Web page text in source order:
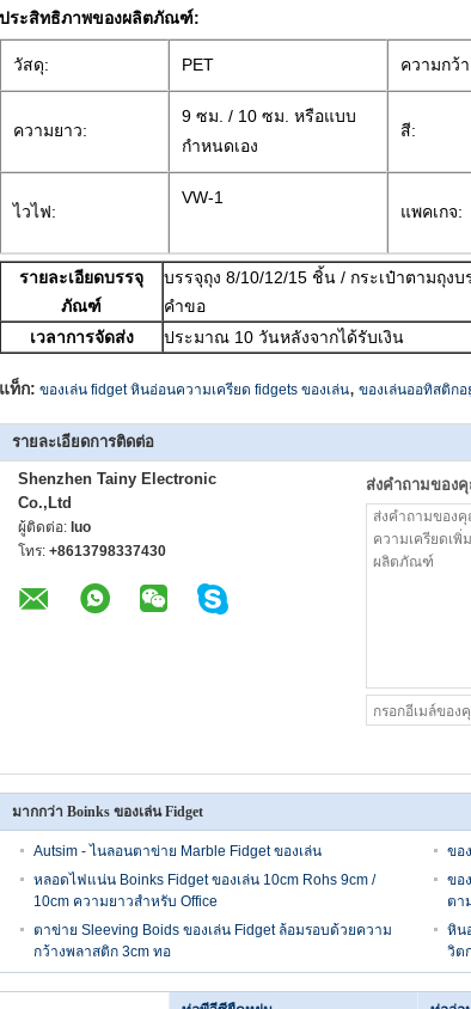
ประสิทธิภาพของผลิตภัณฑ์:
วัสดุ: PET ความกว้า
ความยาว:
9 ซม. / 10 ซม. หรือแบบ
กำหนดเอง
สี:
ไวไฟ:
VW-1
แพคเกจ:
รายละเอียดบรรจุ
ภัณฑ์
บรรจุถุง 8/10/12/15 ชิ้น / กระเป๋าตามถุง
คำขอ
เวลาการจัดส่ง
ประมาณ 10 วันหลังจากได้รับเงิน
แท็ก: ของเล่น fidget หินอ่อนความเครียด fidgets ของเล่น, ของเล่นออทิสติก
รายละเอียดการติดต่อ
Shenzhen Tainy Electronic
Co.,Ltd
ผู้ติดต่อ: luo
โทร: +8613798337430
ส่งคำถามของ
มากกว่า Boinks ของเล่น Fidget
Autsim - ไนลอนตาข่าย Marble Fidget ของเล่น
ขอ
หลอดไฟแน่น Boinks Fidget ของเล่น 10cm Rohs 9cm /
10cm ความยาวสำหรับ Office
ขอ
ตา
ตาข่าย Sleeving Boids ของเล่น Fidget ล้อมรอบด้วยความ
กว้างพลาสติก 3cm ทอ
หิน
วิต